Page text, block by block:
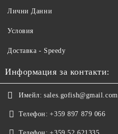
Лични Данни
Условия
Доставка - Speedy
Информация за контакти:
Имейл: sales.gofish@gmail.com
Телефон: +359 897 879 066